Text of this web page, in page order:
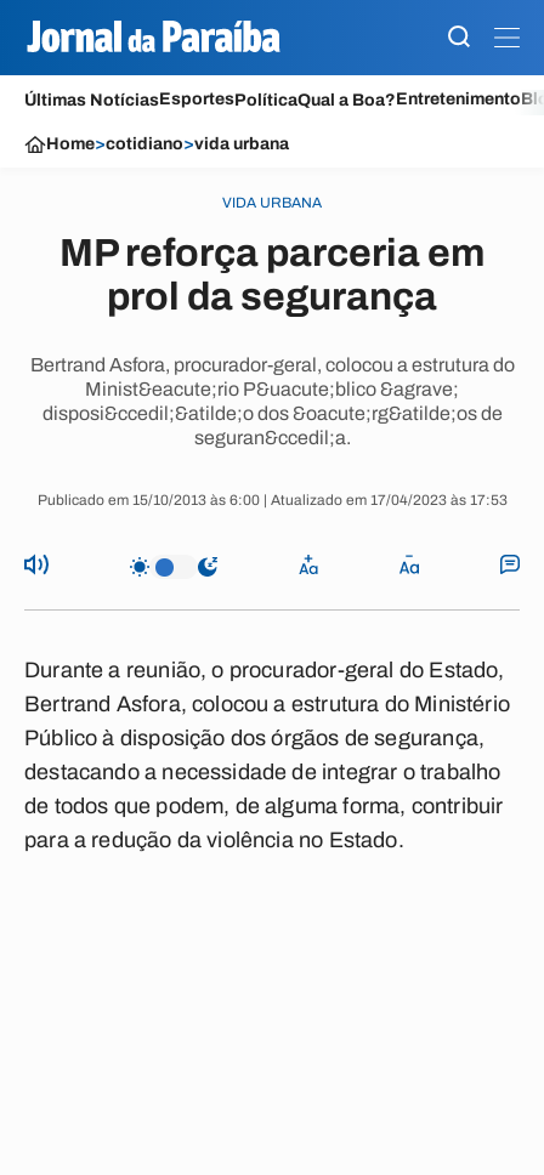
Últimas NotíciasEsportesPolíticaQual a Boa?Entretenimento
Home>cotidiano>vida urbana
VIDA URBANA
MP reforça parceria em
prol da segurança
Bertrand Asfora, procurador-geral, colocou a estrutura do
Minist&eacute;rio P&uacute;blico &agrave;
disposi&ccedil;&atilde;o dos &oacute;rg&atilde;os de
seguran&ccedil;a.
Publicado em 15/10/2013 às 6:00 | Atualizado em 17/04/2023 às 17:53
Durante a reunião, o procurador-geral do Estado,
Bertrand Asfora, colocou a estrutura do Ministério
Público à disposição dos órgãos de segurança,
destacando a necessidade de integrar o trabalho
de todos que podem, de alguma forma, contribuir
para a redução da violência no Estado.